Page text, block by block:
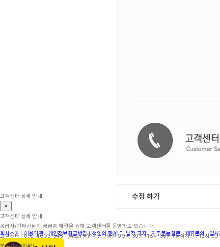
수정 하기